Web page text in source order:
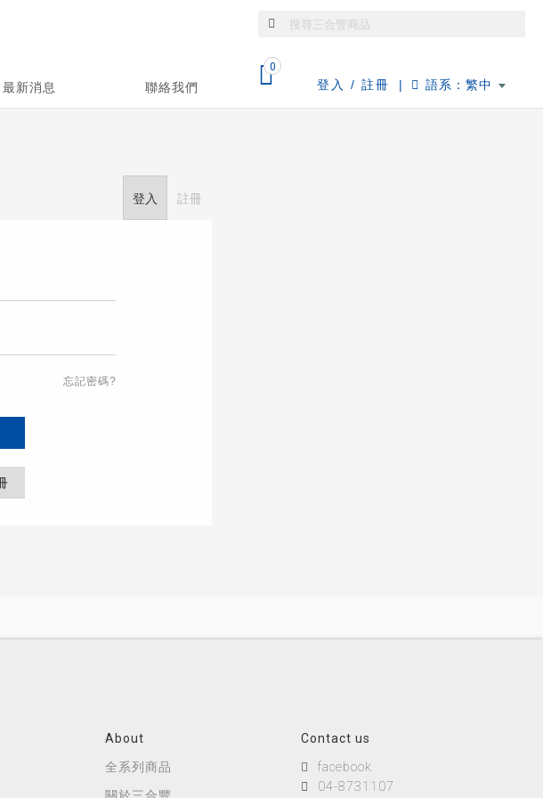
最新消息 聯絡我們
0
登入 / 註冊 | 語系：繁中
登入 註冊
忘記密碼?
About
全系列商品
Contact us
facebook
04-8731107